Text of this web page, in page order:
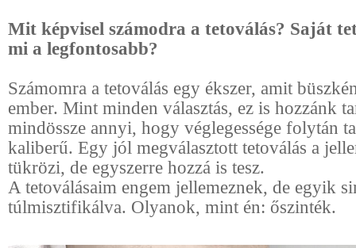
Mit képvisel számodra a tetoválás? Saját
mi a legfontosabb?
Számomra a tetoválás egy ékszer, amit
ember. Mint minden választás, ez is hozzánk
mindössze annyi, hogy véglegessége folytán
kaliberű. Egy jól megválasztott tetoválás a
tükrözi, de egyszerre hozzá is tesz.
A tetoválásaim engem jellemeznek, de egyik
túlmisztifikálva. Olyanok, mint én: őszinték.